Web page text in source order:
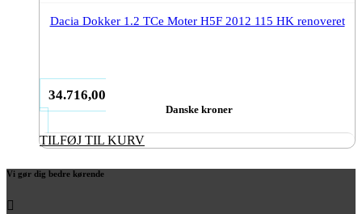
Dacia Dokker 1.2 TCe Moter H5F 2012 115 HK renoveret
34.716,00
Danske kroner
TILFØJ TIL KURV
Vi gør dig bedre kørende